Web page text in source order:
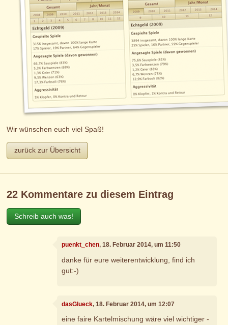
Wir wünschen euch viel Spaß!
zurück zur Übersicht
22 Kommentare zu diesem Eintrag
Schreib auch was!
puenkt_chen, 18. Februar 2014, um 11:50
danke für eure weiterentwicklung, find ich
gut:-)
dasGlueck, 18. Februar 2014, um 12:07
eine faire Kartelmischung wäre viel wichtiger -